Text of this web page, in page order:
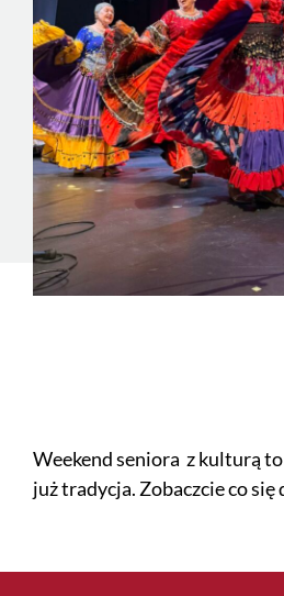
Weekend seniora z kulturą
już tradycja. Zobaczcie co się